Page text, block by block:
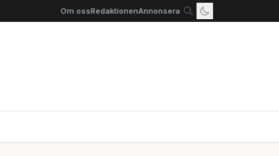
Om ossRedaktionenAnnonsera